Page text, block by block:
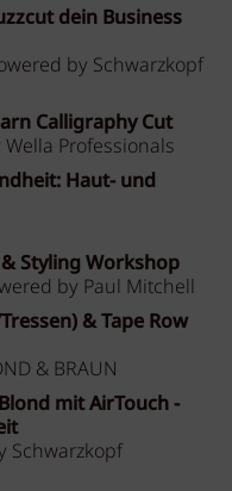
dein Business
by Schwarzkopf
Calligraphy Cut
Professionals
Haut- und
Styling Workshop
by Paul Mitchell
& Tape Row
& BRAUN
mit AirTouch -
Schwarzkopf